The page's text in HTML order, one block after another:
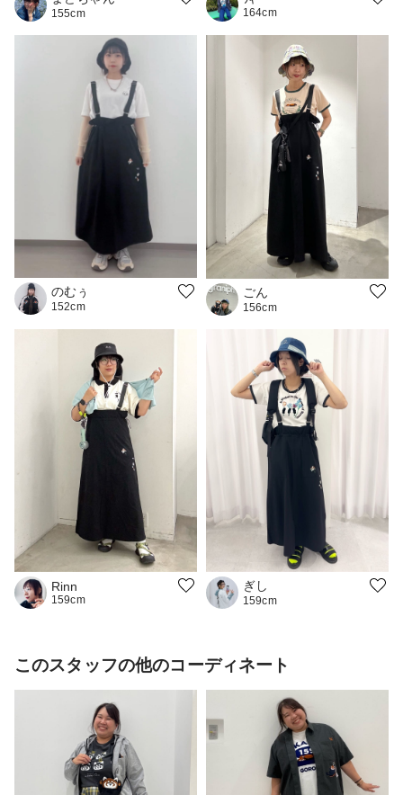
155cm 164cm
のむぅ
152cm
ごん
156cm
Rinn
159cm
ぎし
159cm
このスタッフの他のコーディネート